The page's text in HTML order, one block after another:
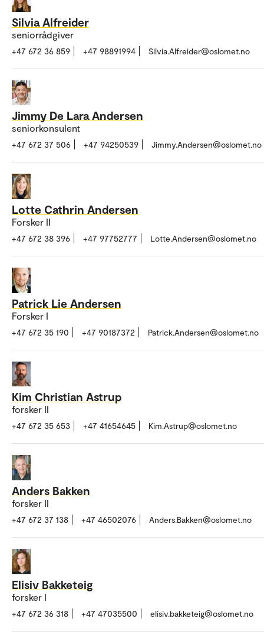
Silvia Alfreider
seniorrådgiver
+47 672 36 859 +47 98891994 Silvia.Alfreider@oslomet.no
Jimmy De Lara Andersen
seniorkonsulent
+47 672 37 506 +47 94250539 Jimmy.Andersen@oslomet.no
Lotte Cathrin Andersen
Forsker II
+47 672 38 396 +47 97752777 Lotte.Andersen@oslomet.no
Patrick Lie Andersen
Forsker I
+47 672 35 190 +47 90187372 Patrick.Andersen@oslomet.no
Kim Christian Astrup
forsker II
+47 672 35 653 +47 41654645 Kim.Astrup@oslomet.no
Anders Bakken
forsker II
+47 672 37 138 +47 46502076 Anders.Bakken@oslomet.no
Elisiv Bakketeig
forsker I
+47 672 36 318 +47 47035500 elisiv.bakketeig@oslomet.no